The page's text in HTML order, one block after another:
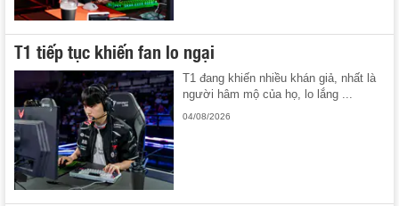
T1 tiếp tục khiến fan lo ngại
T1 đang khiến nhiều khán giả, nhất là
người hâm mộ của họ, lo lắng ...
04/08/2026